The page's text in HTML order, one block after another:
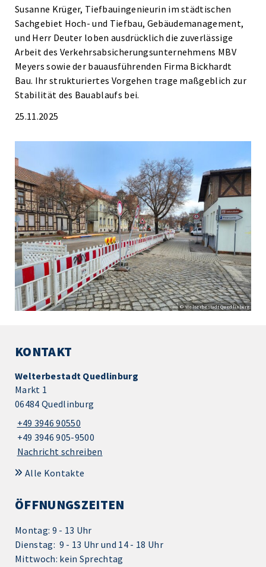
Susanne Krüger, Tiefbauingenieurin im städtischen
Sachgebiet Hoch- und Tiefbau, Gebäudemanagement,
und Herr Deuter loben ausdrücklich die zuverlässige
Arbeit des Verkehrsabsicherungsunternehmens MBV
Meyers sowie der bauausführenden Firma Bickhardt
Bau. Ihr strukturiertes Vorgehen trage maßgeblich zur
Stabilität des Bauablaufs bei.
25.11.2025
© Welterbestadt Quedlinburg
KONTAKT
Welterbestadt Quedlinburg
Markt 1
06484 Quedlinburg
+49 3946 90550
+49 3946 905-9500
Nachricht schreiben
Alle Kontakte
ÖFFNUNGSZEITEN
Montag: 9 - 13 Uhr
Dienstag: 9 - 13 Uhr und 14 - 18 Uhr
Mittwoch: kein Sprechtag